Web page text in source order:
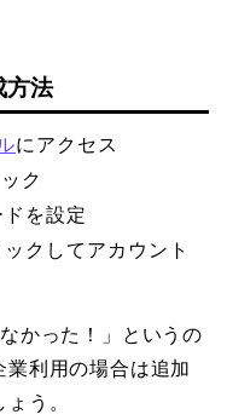
方法
にアクセス
ク
を設定
クしてアカウント
かった！」というの
利用の場合は追加
う。